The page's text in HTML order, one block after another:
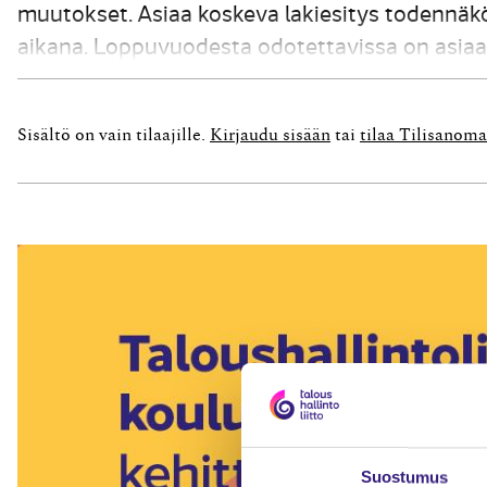
Suostumus
muutokset. Asiaa koskeva lakiesitys
aikana. Loppuvuodesta odotettavissa on
suuri yritysten omaksumaa käytäntöä
Sisältö on vain tilaajille. Kirjaudu sisään tai tilaa